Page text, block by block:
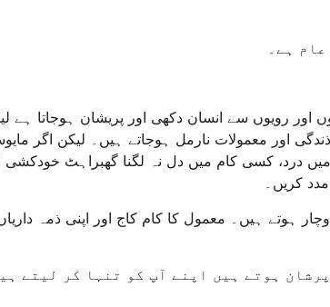
ہے۔
اور رویوں سے انسان دکھی اور پریشان ہوجاتا ہے
اور معمولات نارمل ہوجاتے ہیں۔ لیکن اگر
درد، کسی کام میں دل نہ لگنا گھبراہٹ خودکشی
کریں۔
ہیں۔ معمول کا کام کاج اور اپنی ذمہ
ہوتے ہیں اپنے آپ کو تنہا کر لیتے